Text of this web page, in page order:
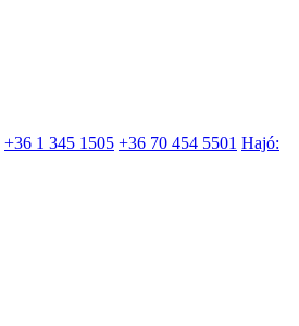
+36 1 345 1505 +36 70 454 5501 Hajó: